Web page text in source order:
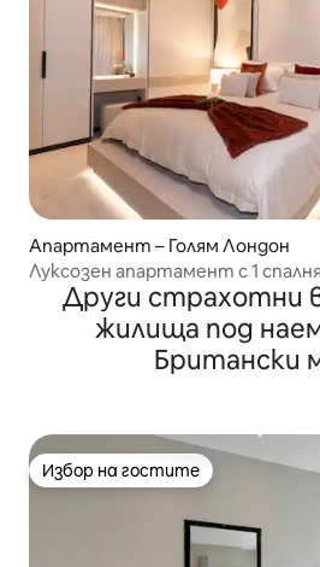
Апартамент – Голям Лондон
Луксозен апартамент с 1
минути пеша до Хайд Парк| 3
Други страхотни
жилища под
Британски
Избор на гостите
Избор на гостите